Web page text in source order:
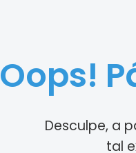
Oops!
Desculpe, a
tal